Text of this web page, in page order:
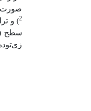
صورت
2) و
سطح